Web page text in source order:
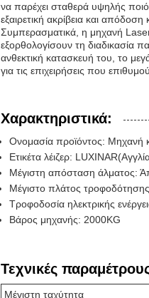
να παρέχει σταθερά υψηλής
εξαιρετική ακρίβεια και απόδοση
Συμπερασματικά, η μηχανή
εξορθολογίσουν τη διαδικασία
ανθεκτική κατασκευή του, το
για τις επιχειρήσεις που
Χαρακτηριστικά:
Ονομασία προϊόντος: Μηχανή
Ετικέτα λέιζερ:
Μέγιστη απόσταση άλματος:
Μέγιστο πλάτος
Τροφοδοσία ηλεκτρικής
Βάρος μηχανής: 2000KG
Τεχνικές
Μέγιστη ταχύτητα